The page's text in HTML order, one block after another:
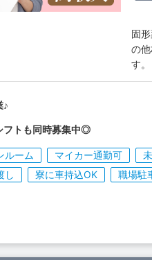
固
の
す。
♪
フトも同時募集中◎
ルーム マイカー通勤可
し
寮に車持込OK 職場駐